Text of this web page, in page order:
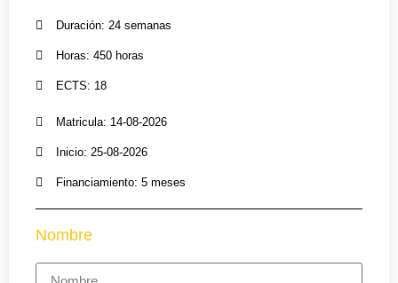
Duración: 24 semanas
Horas: 450 horas
ECTS: 18
Matricula: 14-08-2026
Inicio: 25-08-2026
Financiamiento: 5 meses
Nombre